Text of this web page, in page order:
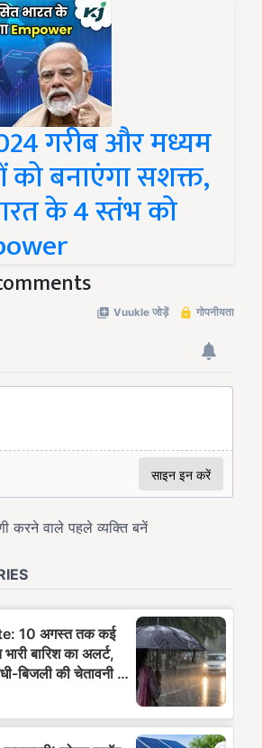
गरीब और मध्यम
को बनाएंगा सशक्त,
के 4 स्तंभ को